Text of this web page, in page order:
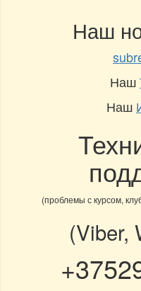
Наш
Наш
Наш
(проблемы с курсом,
(Viber,